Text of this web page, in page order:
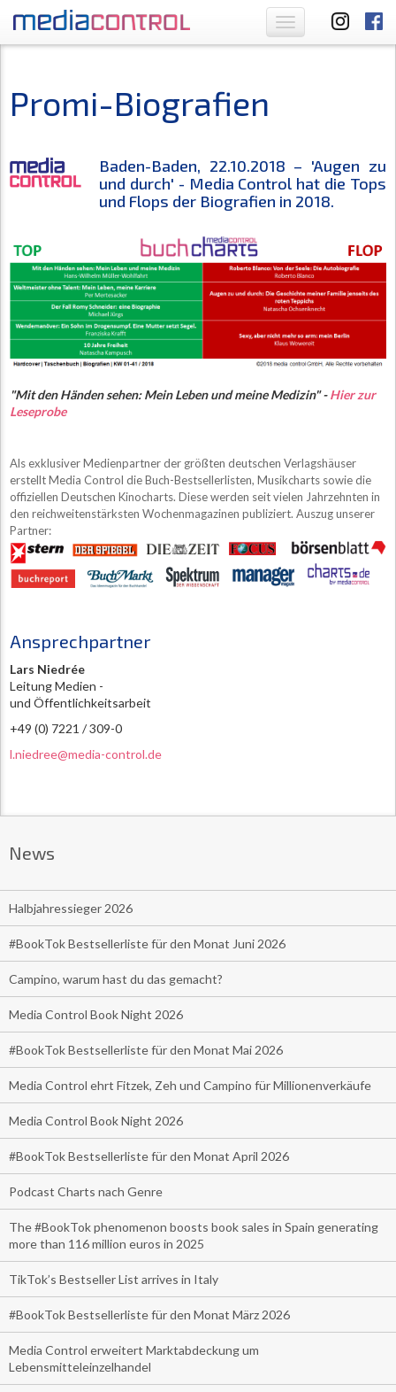
Toggle
navigation
Promi-Biografien
Baden-Baden, 22.10.2018 – 'Augen zu
und durch' - Media Control hat die Tops
und Flops der Biografien in 2018.
"Mit den Händen sehen: Mein Leben und meine Medizin" -Hier zur
Leseprobe
Als exklusiver Medienpartner der größten deutschen Verlagshäuser
erstellt Media Control die Buch-Bestsellerlisten, Musikcharts sowie die
offiziellen Deutschen Kinocharts. Diese werden seit vielen Jahrzehnten in
den reichweitenstärksten Wochenmagazinen publiziert. Auszug unserer
Partner:
Ansprechpartner
Lars Niedrée
Leitung Medien -
und Öffentlichkeitsarbeit
+49 (0) 7221 / 309-0
l.niedree@media-control.de
News
Halbjahressieger 2026
#BookTok Bestsellerliste für den Monat Juni 2026
Campino, warum hast du das gemacht?
Media Control Book Night 2026
#BookTok Bestsellerliste für den Monat Mai 2026
Media Control ehrt Fitzek, Zeh und Campino für Millionenverkäufe
Media Control Book Night 2026
#BookTok Bestsellerliste für den Monat April 2026
Podcast Charts nach Genre
The #BookTok phenomenon boosts book sales in Spain generating
more than 116 million euros in 2025
TikTok’s Bestseller List arrives in Italy
#BookTok Bestsellerliste für den Monat März 2026
Media Control erweitert Marktabdeckung um
Lebensmitteleinzelhandel